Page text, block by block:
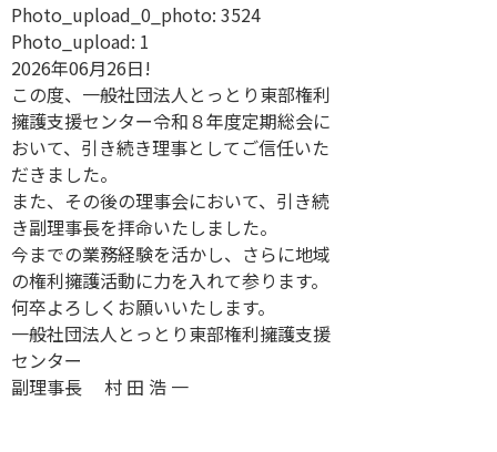
Photo_upload_0_photo: 3524
Photo_upload: 1
2026年06月26日!
この度、一般社団法人とっとり東部権利
擁護支援センター令和８年度定期総会に
おいて、引き続き理事としてご信任いた
だきました。
また、その後の理事会において、引き続
き副理事長を拝命いたしました。
今までの業務経験を活かし、さらに地域
の権利擁護活動に力を入れて参ります。
何卒よろしくお願いいたします。
一般社団法人とっとり東部権利擁護支援
センター
副理事長 村 田 浩 一